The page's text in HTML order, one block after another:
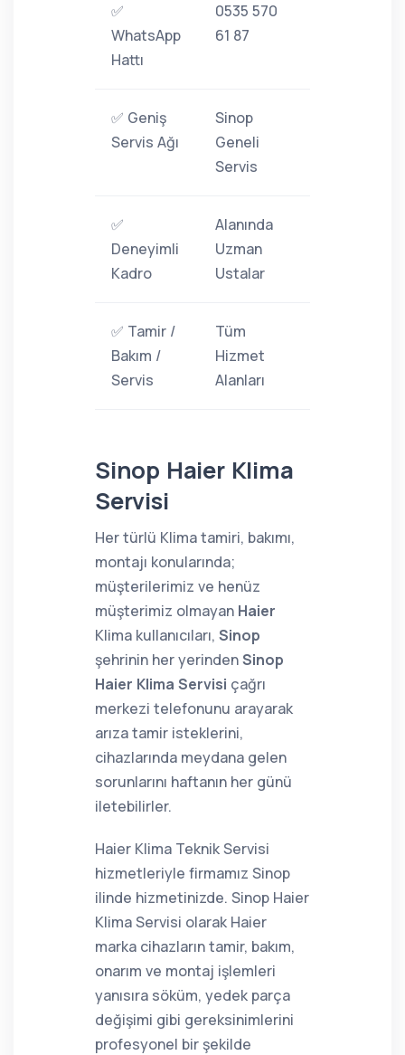
✅
WhatsApp
Hattı
0535 570
61 87
✅ Geniş
Servis Ağı
Sinop
Geneli
Servis
✅
Deneyimli
Kadro
Alanında
Uzman
Ustalar
✅ Tamir /
Bakım /
Servis
Tüm
Hizmet
Alanları
Sinop Haier Klima
Servisi
Her türlü Klima tamiri, bakımı,
montajı konularında;
müşterilerimiz ve henüz
müşterimiz olmayan Haier
Klima kullanıcıları, Sinop
şehrinin her yerindenSinop
Haier Klima Servisi çağrı
merkezi telefonunu arayarak
arıza tamir isteklerini,
cihazlarında meydana gelen
sorunlarını haftanın her günü
iletebilirler.
Haier Klima Teknik Servisi
hizmetleriyle firmamız Sinop
ilinde hizmetinizde. Sinop Haier
Klima Servisi olarak Haier
marka cihazların tamir, bakım,
onarım ve montaj işlemleri
yanısıra söküm, yedek parça
değişimi gibi gereksinimlerini
profesyonel bir şekilde